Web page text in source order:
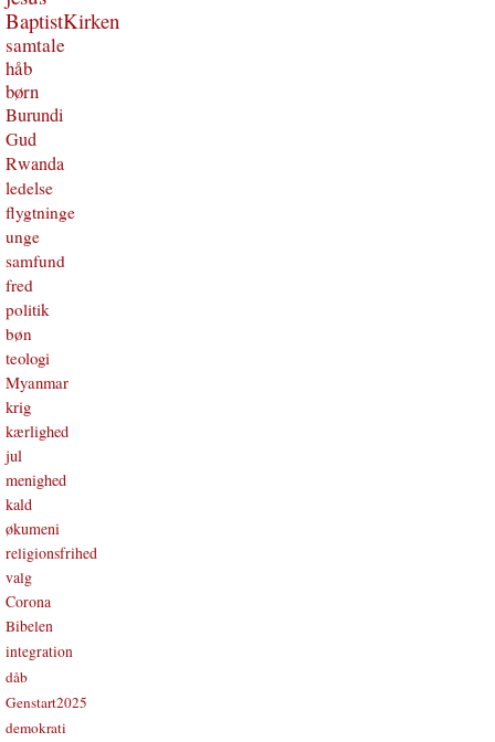
BaptistKirken
samtale
håb
børn
Burundi
Gud
Rwanda
ledelse
flygtninge
unge
samfund
fred
politik
bøn
teologi
Myanmar
krig
kærlighed
jul
menighed
kald
økumeni
religionsfrihed
valg
Corona
Bibelen
integration
dåb
Genstart2025
demokrati